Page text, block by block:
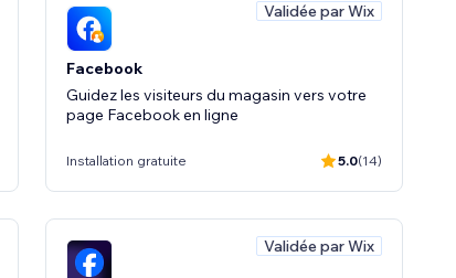
Validée par Wix
Facebook
Guidez les visiteurs du magasin vers votre
page Facebook en ligne
Installation gratuite 5.0(14)
Validée par Wix